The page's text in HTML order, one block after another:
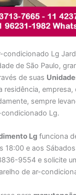
condicionado Lg
de São Paulo,
de suas
residência,
sempre
Lg.
Lg funciona
18:00 e aos
9554 e solicite
de ar-